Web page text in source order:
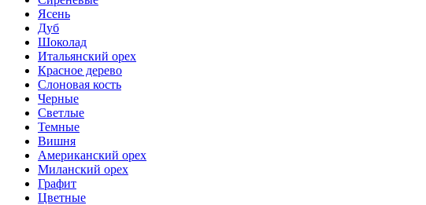
Ясень
Дуб
Шоколад
Итальянский орех
Красное дерево
Слоновая кость
Черные
Светлые
Темные
Вишня
Американский орех
Миланский орех
Графит
Цветные